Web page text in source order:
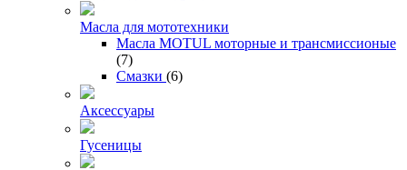
Масла для мототехники
Масла MOTUL моторные и трансмиссионые
(7)
Смазки (6)
Аксессуары
Гусеницы